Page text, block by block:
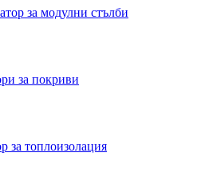
за модулни стълби
за покриви
за топлоизолация